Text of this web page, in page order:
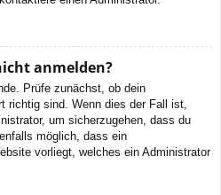
anmelden?
Prüfe zunächst, ob dein
richtig sind. Wenn dies der Fall ist,
um sicherzugehen, dass du
möglich, dass ein
vorliegt, welches ein Administrator